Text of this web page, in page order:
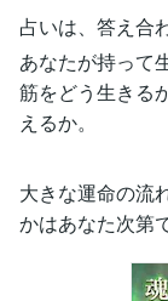
占いは、答え合
あなたが持って
筋をどう生きる
えるか。
大きな運命の流
かはあなた次第